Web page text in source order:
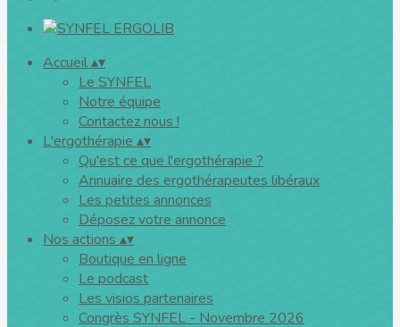
Accueil▴▾
Le SYNFEL
Notre équipe
Contactez nous !
L'ergothérapie ▴▾
Qu'est ce que l'ergothérapie ?
Annuaire des ergothérapeutes libéraux
Les petites annonces
Déposez votre annonce
Nos actions ▴▾
Boutique en ligne
Le podcast
Les visios partenaires
Congrès SYNFEL - Novembre 2026